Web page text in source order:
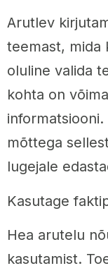
Arutlev
teemast, mida
oluline valida
kohta on
mõttega
lugejale
Kasutage
Hea arutelu
kasutamist.